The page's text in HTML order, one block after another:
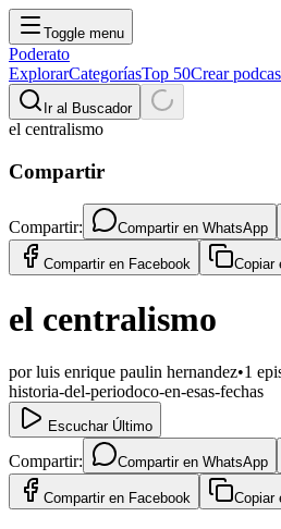
Toggle menu
Poderato
ExplorarCategoríasTop 50Crear
Ir al Buscador
el centralismo
Compartir
Compartir: Compartir en WhatsApp
Compartir en Facebook Copiar
el centralismo
porluis enrique paulin hernandez•1
historia-del-periodoco-en-esas-fechas
Escuchar Último
Compartir: Compartir en WhatsApp
Compartir en Facebook Copiar